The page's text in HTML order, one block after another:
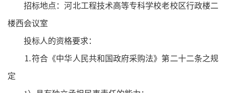
招标地点：河北工程技术高等专科学校老校区行政楼二
楼西会议室
投标人的资格要求：
⒈符合《中华人民共和国政府采购法》第二十二条之规
定